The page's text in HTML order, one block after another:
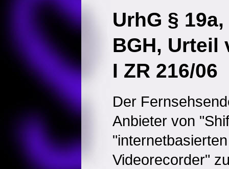
UrhG § 19a,
BGH, Urteil
I ZR 216/06
Der
Anbieter von
Videorecorder"